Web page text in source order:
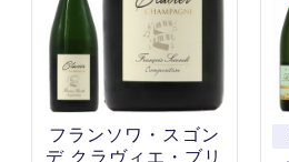
フランソワ・スゴン
デ クラヴィエ・ブリ